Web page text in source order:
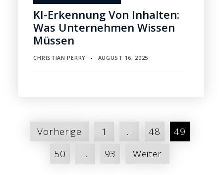
KI-Erkennung Von Inhalten:
Was Unternehmen Wissen
Müssen
CHRISTIAN PERRY ▪ AUGUST 16, 2025
Seitennummerierung
Vorherige 1 ... 48
49
50
... 93 Weiter